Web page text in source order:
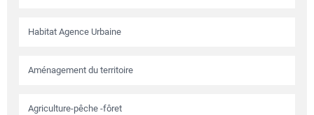
Habitat Agence Urbaine
Aménagement du territoire
Agriculture-pêche -fôret